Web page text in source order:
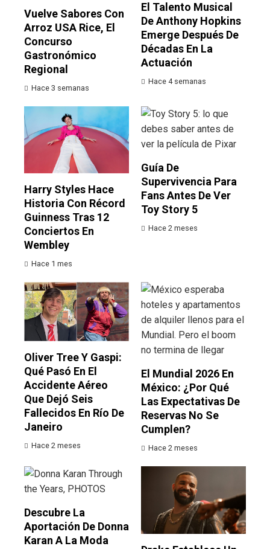
Vuelve Sabores Con
Arroz USA Rice, El
Concurso
Gastronómico
Regional
Hace 3 semanas
El Talento Musical
De Anthony Hopkins
Emerge Después De
Décadas En La
Actuación
Hace 4 semanas
Harry Styles Hace
Historia Con Récord
Guinness Tras 12
Conciertos En
Wembley
Hace 1 mes
Guía De
Supervivencia Para
Fans Antes De Ver
Toy Story 5
Hace 2 meses
Oliver Tree Y Gaspi:
Qué Pasó En El
Accidente Aéreo
Que Dejó Seis
Fallecidos En Río De
Janeiro
Hace 2 meses
El Mundial 2026 En
México: ¿por Qué
Las Expectativas De
Reservas No Se
Cumplen?
Hace 2 meses
Descubre La
Aportación De Donna
Karan A La Moda